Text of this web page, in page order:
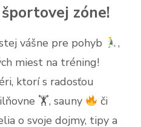
zóne!
vášne pre pohyb
,
miest na tréning!
ktorí s radosťou
🏋, sauny
či
o svoje dojmy, tipy a